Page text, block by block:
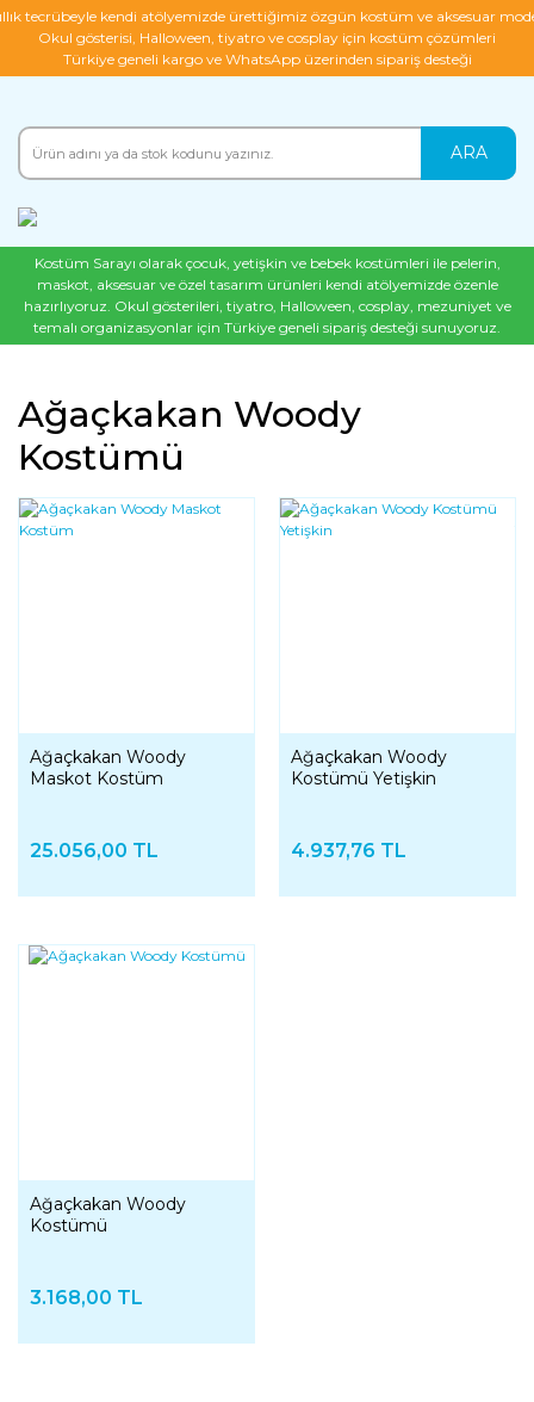
tecrübeyle kendi atölyemizde ürettiğimiz özgün kostüm ve aksesuar
Okul gösterisi, Halloween, tiyatro ve cosplay için kostüm çözümleri
Türkiye geneli kargo ve WhatsApp üzerinden sipariş desteği
ARA
Kostüm Sarayı olarak çocuk, yetişkin ve bebek kostümleri ile pelerin,
maskot, aksesuar ve özel tasarım ürünleri kendi atölyemizde özenle
hazırlıyoruz. Okul gösterileri, tiyatro, Halloween, cosplay, mezuniyet ve
temalı organizasyonlar için Türkiye geneli sipariş desteği sunuyoruz.
Ağaçkakan Woody
Kostümü
Ağaçkakan Woody
Maskot Kostüm
25.056,00 TL
Ağaçkakan Woody
Kostümü Yetişkin
4.937,76 TL
Ağaçkakan Woody
Kostümü
3.168,00 TL